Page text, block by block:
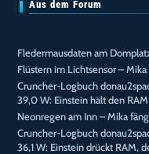
Aus dem Forum
Fledermausdaten am
Flüstern im Lichtsensor –
Cruncher-Logbuch
39,0 W: Einstein hält den
Neonregen am Inn – Mika
Cruncher-Logbuch
36,1 W: Einstein drückt RAM,